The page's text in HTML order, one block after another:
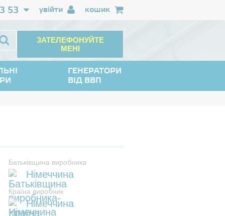
увійти
53 кошик
ЗАТЕЛЕФОНУЙТЕ
МЕНІ
ГЕНЕРАТОРИ
ВІД ВВП
Батьківщина виробника
Німеччина
Країна виробник
Німеччина